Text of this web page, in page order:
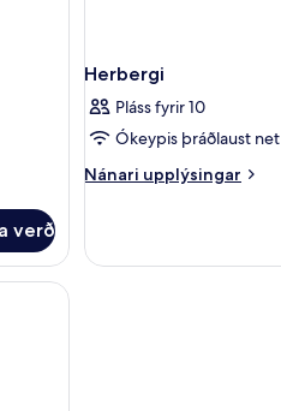
verð
Herbergi
Pláss fyrir 10
Ókeypis þráðlaust net
Nánari upplýsingar
Nánari